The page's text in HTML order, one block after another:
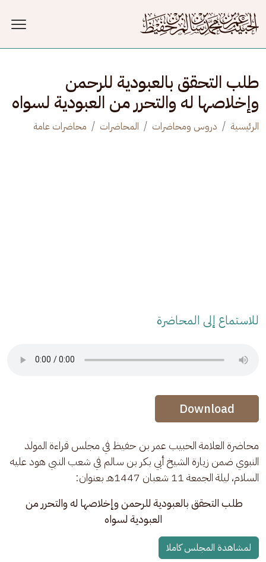
طلب التحقق بالعبودية للرحمن
وإخلاصها له والتحرر من العبودية لسواه
الرئيسية دروس ومحاضرات المحاضرات محاضرات عامة
للاستماع إلى المحاضرة
Audio Stream
Audio Stream
Download
محاضرة العلامة الحبيب عمر بن حفيظ في مجلس قراءة المولد
النبوي ضمن زيارة الشيخ أبي بكر بن سالم في شعب النبي هود عليه
السلام، ليلة الجمعة 11 شعبان 1447هـ بعنوان:
طلب التحقق بالعبودية للرحمن وإخلاصها له والتحرر من
العبودية لسواه
لمشاهدة المجلس كاملا